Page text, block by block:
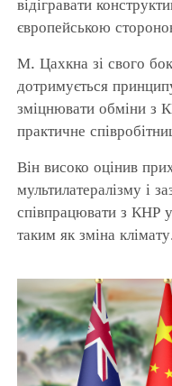
відігравати
європейською
М. Цахкна зі свого
дотримується
зміцнювати обміни з
практичне
Він високо оцінив
мультилатералізму і
співпрацювати з КНР
таким як зміна